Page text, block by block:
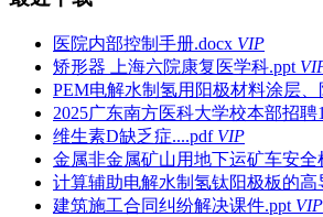
医院内部控制手册.docx VIP
矫形器 上海六院康复医学科.ppt
PEM电解水制氢用阳极材料涂层
2025广东南方医科大学校本部招
维生素D缺乏症....pdf VIP
金属非金属矿山用地下运矿车安
计算辅助电解水制氢钛阳极板的
建筑施工合同纠纷解决课件.ppt VIP